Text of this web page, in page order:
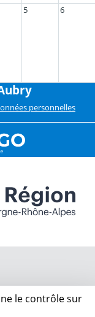
5 6
personnelles
le contrôle sur